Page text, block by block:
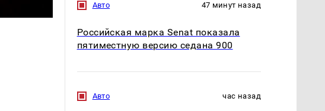
Авто 47 минут назад
Российская марка Senat показала
пятиместную версию седана 900
Авто час назад